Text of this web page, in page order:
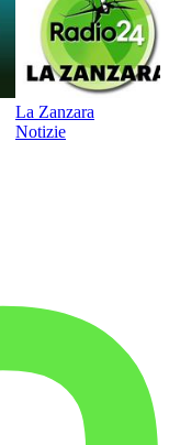
La Zanzara
Notizie